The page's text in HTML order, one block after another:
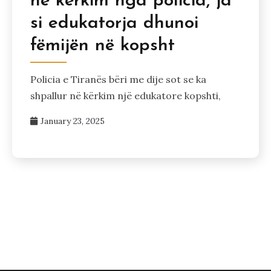
si edukatorja dhunoi
fëmijën në kopsht
Policia e Tiranës bëri me dije sot se ka
shpallur në kërkim një edukatore kopshti,
January 23, 2025